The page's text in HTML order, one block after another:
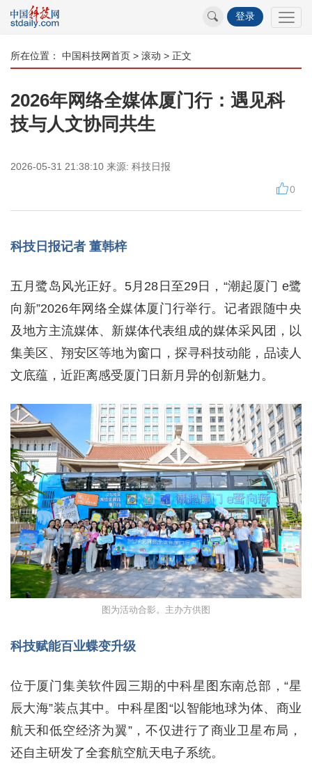
登录
所在位置： 中国科技网首页 > 滚动 > 正文
2026年网络全媒体厦门行：遇见科
技与人文协同共生
2026-05-31 21:38:10 来源: 科技日报
0
科技日报记者 董韩梓
五月鹭岛风光正好。5月28日至29日，“潮起厦门 e鹭
向新”2026年网络全媒体厦门行举行。记者跟随中央
及地方主流媒体、新媒体代表组成的媒体采风团，以
集美区、翔安区等地为窗口，探寻科技动能，品读人
文底蕴，近距离感受厦门日新月异的创新魅力。
图为活动合影。主办方供图
科技赋能百业蝶变升级
位于厦门集美软件园三期的中科星图东南总部，“星
辰大海”装点其中。中科星图“以智能地球为体、商业
航天和低空经济为翼”，不仅进行了商业卫星布局，
还自主研发了全套航空航天电子系统。